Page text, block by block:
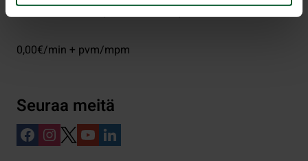
0,00€/min + pvm/mpm
Seuraa meitä